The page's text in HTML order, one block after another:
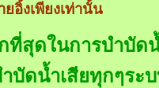
อิ้งเพียงเท่านั้น
สุดในการบำบัดน้
บัดน้ำเสียทุกๆระ